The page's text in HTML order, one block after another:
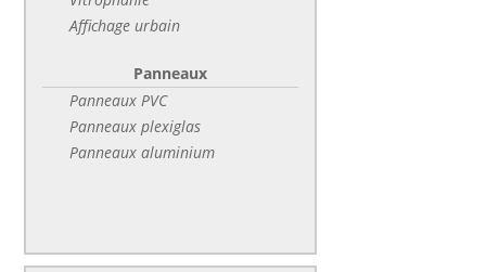
Affichage urbain
Panneaux
Panneaux PVC
Panneaux plexiglas
Panneaux aluminium